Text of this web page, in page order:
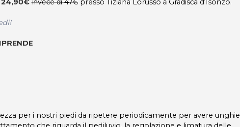
24,90€ invece di 47€ presso Tiziana Lorusso a Gradisca d'Isonzo.
per i nostri piedi da ripetere periodicamente per avere unghie